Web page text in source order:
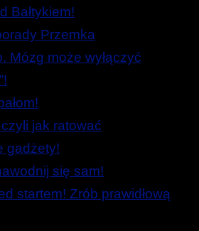
Bałtykiem!
Przemka
Mózg może wyłączyć
jak ratować
gadżety!
się sam!
startem! Zrób prawidłową